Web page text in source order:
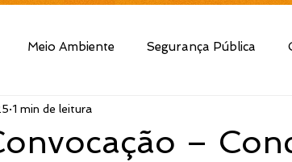
Meio Ambiente Segurança Pública
Cultura
–
1 min de leitura